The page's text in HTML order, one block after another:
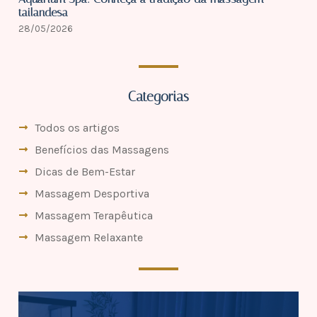
tailandesa
28/05/2026
Categorias
Todos os artigos
Benefícios das Massagens
Dicas de Bem-Estar
Massagem Desportiva
Massagem Terapêutica
Massagem Relaxante